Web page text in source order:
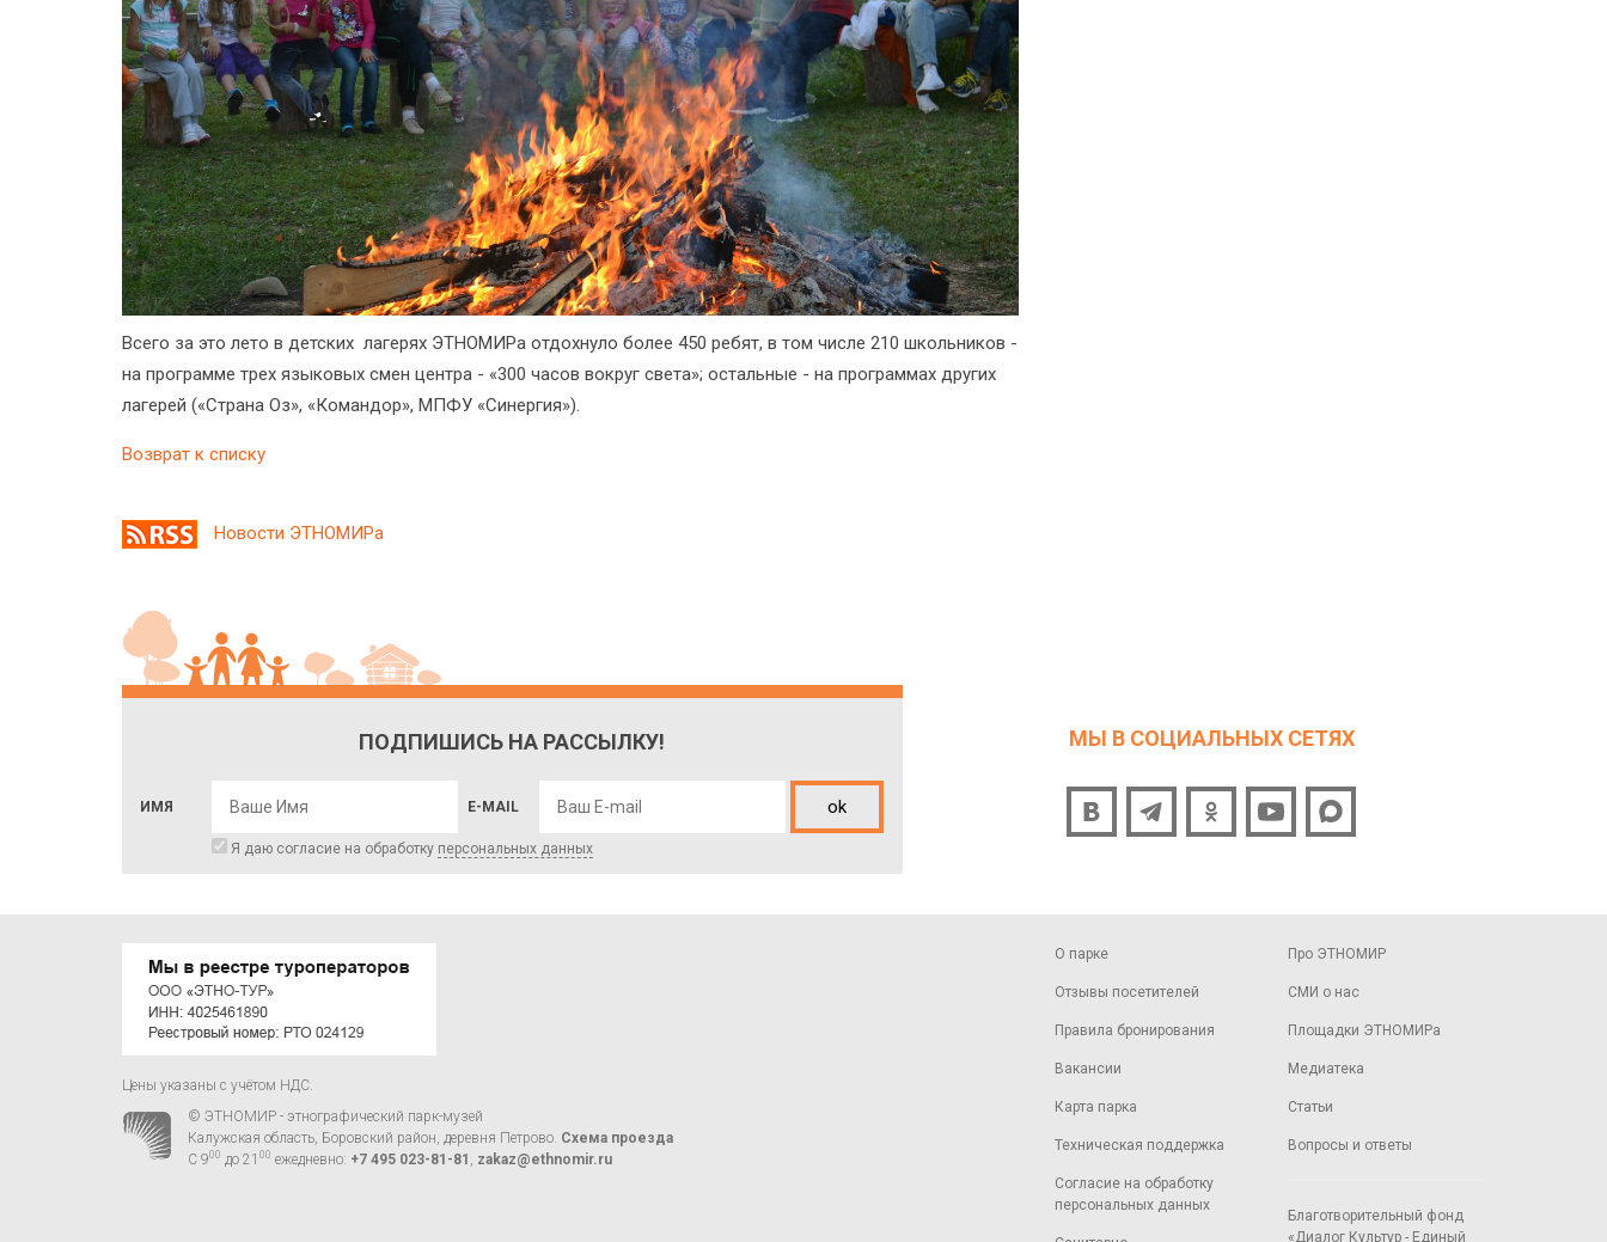
Всего за это лето в детских лагерях ЭТНОМИРа отдохнуло более 450 ребят, в том числе 210 школьников -
на программе трех языковых смен центра - «300 часов вокруг света»; остальные - на программах других
лагерей («Страна Оз», «Командор», МПФУ «Синергия»).
Возврат к списку
Новости ЭТНОМИРа
ПОДПИШИСЬ НА РАССЫЛКУ!
ИМЯ E-MAIL ok
Я даю согласие на обработку персональных данных
МЫ В СОЦИАЛЬНЫХ СЕТЯХ
О парке
Отзывы посетителей
Правила бронирования
Вакансии
Карта парка
Техническая поддержка
Согласие на обработку
персональных данных
Про ЭТНОМИР
СМИ о нас
Площадки ЭТНОМИРа
Медиатека
Статьи
Вопросы и ответы
Благотворительный фонд
«Диалог Культур - Единый
Цены указаны с учётом НДС.
© ЭТНОМИР - этнографический парк-музей
Калужская область, Боровский район, деревня Петрово. Схема проезда
С 900 до 21 00 ежедневно: +7 495 023-81-81 zakaz@ethnomir.ru